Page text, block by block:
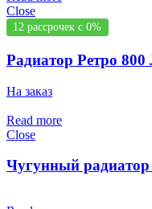
Close
12 рассрочек с 0%
Радиатор Ретро
На заказ
Read more
Close
Чугунный